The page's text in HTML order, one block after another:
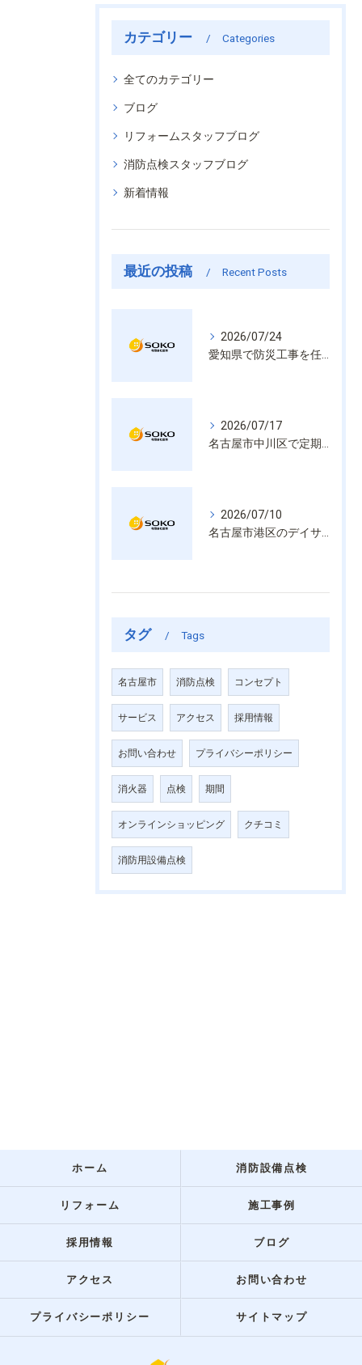
カテゴリー Categories
全てのカテゴリー
ブログ
リフォームスタッフブログ
消防点検スタッフブログ
新着情報
最近の投稿 Recent Posts
2026/07/24
2026/07/17
2026/07/10
タグ Tags
名古屋市 消防点検 コンセプト
サービス アクセス 採用情報
お問い合わせ プライバシーポリシー
消火器 点検 期間
オンラインショッピング クチコミ
消防用設備点検
ホーム 消防設備点検
リフォーム 施工事例
採用情報 ブログ
アクセス お問い合わせ
プライバシーポリシー サイトマップ